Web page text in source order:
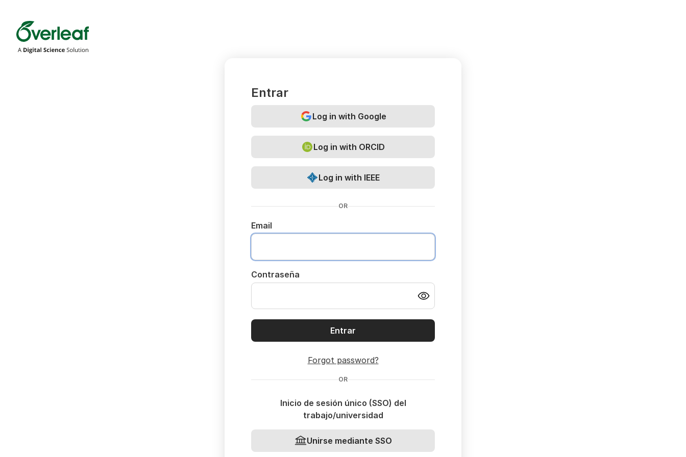
Overleaf
Entrar
Log in with Google
Log in with ORCID
Log in with IEEE
OR
Email
Contraseña
Entrar
Forgot password?
OR
Inicio de sesión único (SSO) del
trabajo/universidad
Unirse mediante SSO